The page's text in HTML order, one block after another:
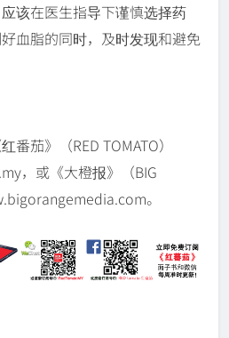
该在医生指导下谨慎选择药
血脂的同时，及时发现和避免
番茄》（RED TOMATO）
，或《大橙报》（BIG
。